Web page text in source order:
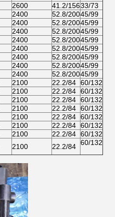
2600 41.2/15633/73
2400 52.8/20045/99
2400 52.8/20045/99
2400 52.8/20045/99
2400 52.8/20045/99
2400 52.8/20045/99
2400 52.8/20045/99
2400 52.8/20045/99
2400 52.8/20045/99
2100 22.2/84 60/132
2100 22.2/84 60/132
2100 22.2/84 60/132
2100 22.2/84 60/132
2100 22.2/84 60/132
2100 22.2/84 60/132
2100 22.2/84 60/132
2100 22.2/84 60/132